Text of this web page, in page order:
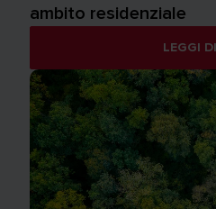
ambito residenziale
LEGGI